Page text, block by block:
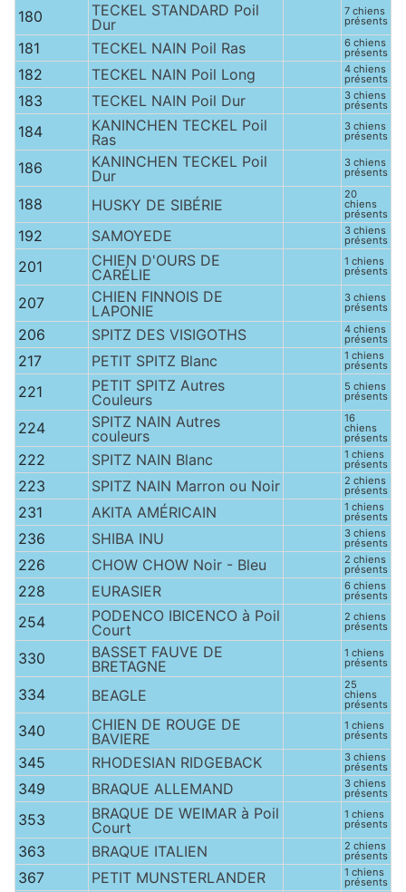
180
TECKEL STANDARD Poil
Dur
7 chiens
présents
181 TECKEL NAIN Poil Ras 6 chiens
présents
182 TECKEL NAIN Poil Long 4 chiens
présents
183 TECKEL NAIN Poil Dur 3 chiens
présents
184
KANINCHEN TECKEL Poil
Ras
3 chiens
présents
186
KANINCHEN TECKEL Poil
Dur
3 chiens
présents
188 HUSKY DE SIBÉRIE
20
chiens
présents
192 SAMOYEDE 3 chiens
présents
201
CHIEN D'OURS DE
CARÉLIE
1 chiens
présents
207
CHIEN FINNOIS DE
LAPONIE
3 chiens
présents
206 SPITZ DES VISIGOTHS 4 chiens
présents
217 PETIT SPITZ Blanc 1 chiens
présents
221
PETIT SPITZ Autres
Couleurs
5 chiens
présents
224
SPITZ NAIN Autres
couleurs
16
chiens
présents
222 SPITZ NAIN Blanc 1 chiens
présents
223 SPITZ NAIN Marron ou Noir 2 chiens
présents
231 AKITA AMÉRICAIN 1 chiens
présents
236 SHIBA INU 3 chiens
présents
226 CHOW CHOW Noir - Bleu 2 chiens
présents
228 EURASIER 6 chiens
présents
254
PODENCO IBICENCO à Poil
Court
2 chiens
présents
330
BASSET FAUVE DE
BRETAGNE
1 chiens
présents
334 BEAGLE
25
chiens
présents
340
CHIEN DE ROUGE DE
BAVIERE
1 chiens
présents
345 RHODESIAN RIDGEBACK 3 chiens
présents
349 BRAQUE ALLEMAND 3 chiens
présents
353
BRAQUE DE WEIMAR à Poil
Court
1 chiens
présents
363 BRAQUE ITALIEN 2 chiens
présents
367 PETIT MUNSTERLANDER 1 chiens
présents